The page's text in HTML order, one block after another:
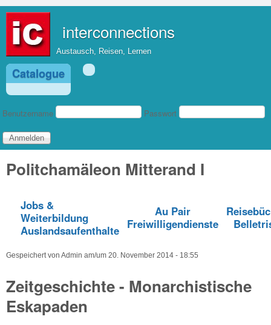
interconnections
Austausch, Reisen, Lernen
Catalogue
Benutzeranmeldung
Benutzername Passwort
Politchamäleon Mitterand I
Jobs &
Weiterbildung
Auslandsaufenthalte
Au Pair
Freiwilligendienste
Gespeichert von Admin am/um 20. November 2014 - 18:55
Zeitgeschichte - Monarchistische
Eskapaden